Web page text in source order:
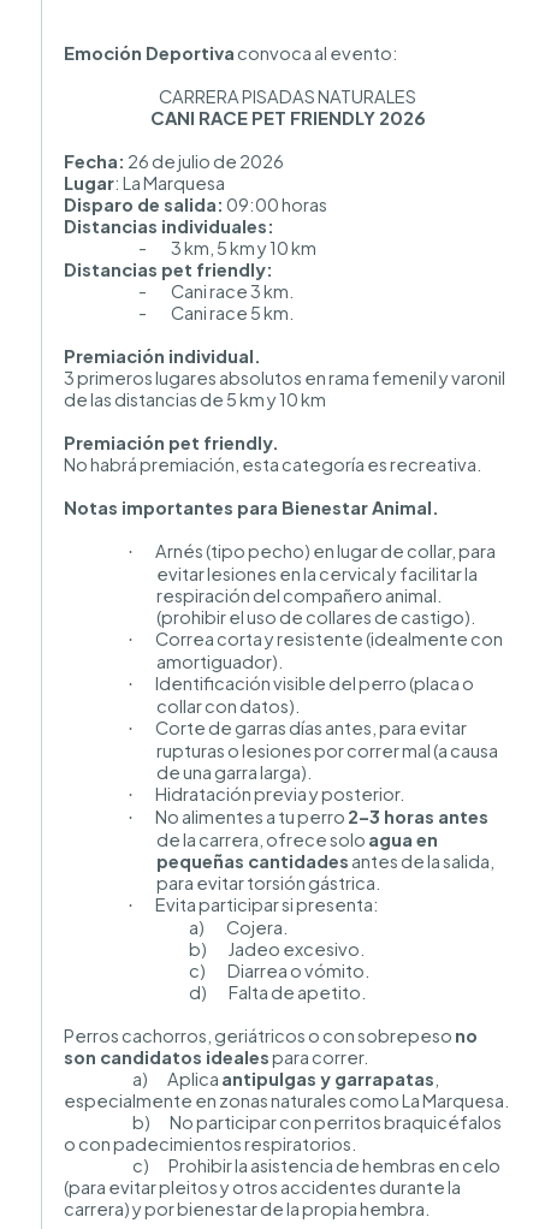
Emoción Deportiva convoca al evento:
CARRERA PISADAS NATURALES
CANI RACE PET FRIENDLY 2026
Fecha: 26 de julio de 2026
Lugar: La Marquesa
Disparo de salida: 09:00 horas
Distancias individuales:
-
3 km, 5 km y 10 km
Distancias pet friendly:
-
Cani race 3 km.
-
Cani race 5 km.
Premiación individual.
3 primeros lugares absolutos en rama femenil y varonil
de las distancias de 5 km y 10 km
Premiación pet friendly.
No habrá premiación, esta categoría es recreativa.
Notas importantes para Bienestar Animal.
·
Arnés (tipo pecho) en lugar de collar, para
evitar lesiones en la cervical y facilitar la
respiración del compañero animal.
(prohibir el uso de collares de castigo).
·
Correa corta y resistente (idealmente con
amortiguador).
·
Identificación visible del perro (placa o
collar con datos).
·
Corte de garras días antes, para evitar
rupturas o lesiones por correr mal (a causa
de una garra larga).
· Hidratación previa y posterior.
· No alimentes a tu perro 2–3 horas antes
de la carrera, ofrece solo agua en
pequeñas cantidades antes de la salida,
para evitar torsión gástrica.
·
Evita participar si presenta:
a) Cojera.
b) Jadeo excesivo.
c) Diarrea o vómito.
d) Falta de apetito.
Perros cachorros, geriátricos o con sobrepeso no
son candidatos idealespara correr.
a) Aplica antipulgas y garrapatas
especialmente en zonas naturales como La Marquesa.
b) No participar con perritos braquicéfalos
o con padecimientos respiratorios.
c) Prohibir la asistencia de hembras en celo
(para evitar pleitos y otros accidentes durante la
carrera) y por bienestar de la propia hembra.